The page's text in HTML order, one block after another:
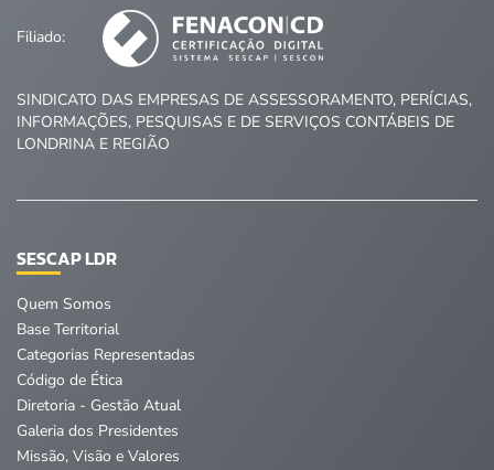
Filiado:
SINDICATO DAS EMPRESAS DE ASSESSORAMENTO, PERÍCIAS,
INFORMAÇÕES, PESQUISAS E DE SERVIÇOS CONTÁBEIS DE
LONDRINA E REGIÃO
SESCAP LDR
Quem Somos
Base Territorial
Categorias Representadas
Código de Ética
Diretoria - Gestão Atual
Galeria dos Presidentes
Missão, Visão e Valores